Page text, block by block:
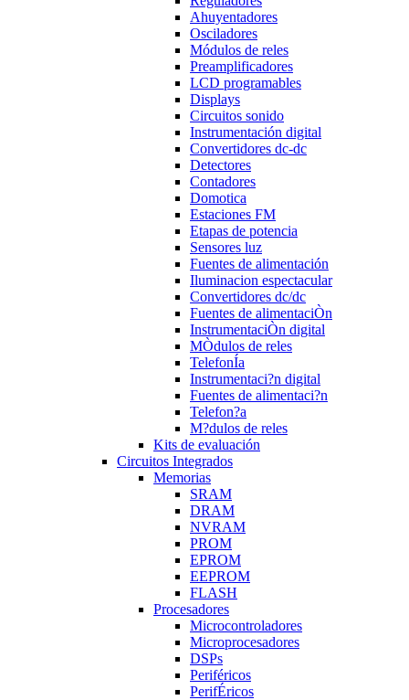
Ahuyentadores
Osciladores
Módulos de reles
Preamplificadores
LCD programables
Displays
Circuitos sonido
Instrumentación digital
Convertidores dc-dc
Detectores
Contadores
Domotica
Estaciones FM
Etapas de potencia
Sensores luz
Fuentes de alimentación
Iluminacion espectacular
Convertidores dc/dc
Fuentes de alimentaciÒn
InstrumentaciÒn digital
MÒdulos de reles
TelefonÍa
Instrumentaci?n digital
Fuentes de alimentaci?n
Telefon?a
M?dulos de reles
Kits de evaluación
Circuitos Integrados
Memorias
SRAM
DRAM
NVRAM
PROM
EPROM
EEPROM
FLASH
Procesadores
Microcontroladores
Microprocesadores
DSPs
Periféricos
PerifÉricos